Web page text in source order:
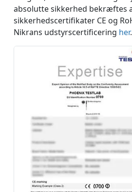
absolutte sikkerhed bekræftes
sikkerhedscertifikater CE og
Nikrans udstyrscertificering her.